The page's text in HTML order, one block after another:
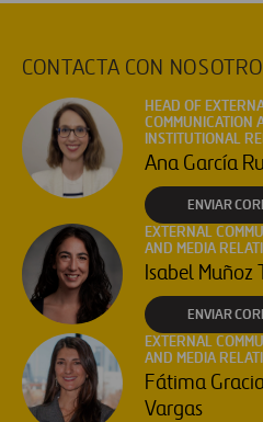
CONTACTA CON
HEAD OF
COMMUNICATION
INSTITUTIONAL
Ana García
ENVIAR
EXTERNAL
AND MEDIA
Isabel Muñoz
ENVIAR
EXTERNAL
AND MEDIA
Fátima
Vargas